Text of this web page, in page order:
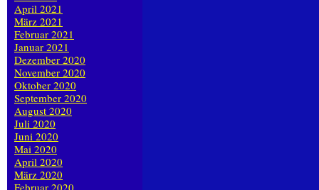
April 2021
März 2021
Februar 2021
Januar 2021
Dezember 2020
November 2020
Oktober 2020
September 2020
August 2020
Juli 2020
Juni 2020
Mai 2020
April 2020
März 2020
Februar 2020